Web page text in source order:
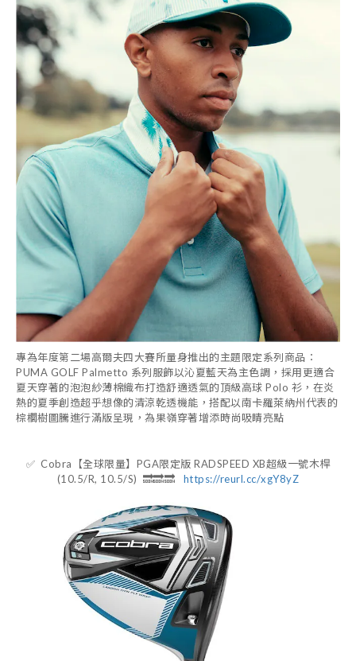
專為年度第二場高爾夫四大賽所量身推出的主題限定系列商品：
PUMA GOLF Palmetto 系列服飾以沁夏藍天為主色調，採用更適合
夏天穿著的泡泡紗薄棉織布打造舒適透氣的頂級高球 Polo 衫，在炎
熱的夏季創造超乎想像的清涼乾透機能，搭配以南卡羅萊納州代表的
棕櫚樹圖騰進行滿版呈現，為果嶺穿著增添時尚吸睛亮點
✅ Cobra【全球限量】PGA限定版 RADSPEED XB超級一號木桿
(10.5/R, 10.5/S) 🔜🔜🔜 https://reurl.cc/xgY8yZ